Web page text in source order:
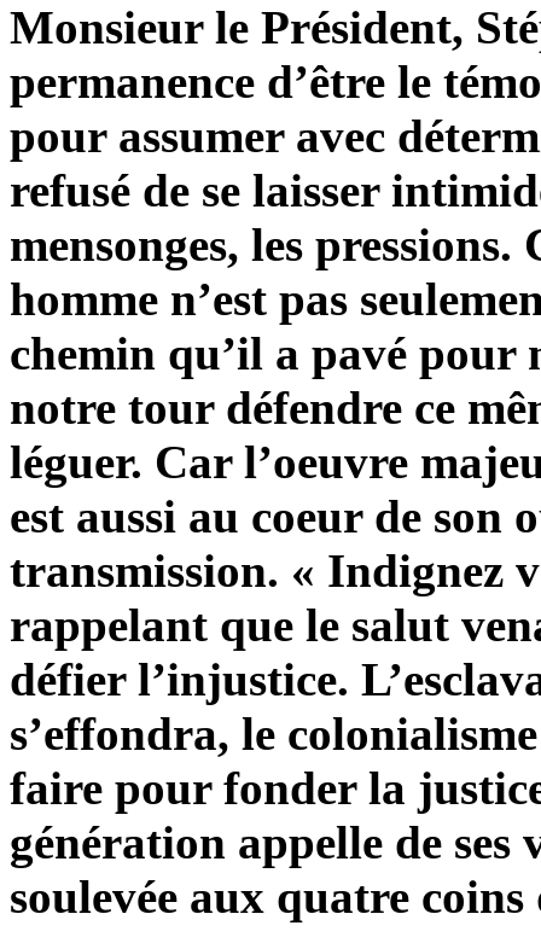
Monsieur le Président,
permanence d’être le
pour assumer avec
refusé de se laisser
mensonges, les
homme n’est pas
chemin qu’il a pavé pour
notre tour défendre ce
léguer. Car l’oeuvre
est aussi au coeur de son
transmission. « Indignez
rappelant que le salut
défier l’injustice.
s’effondra, le
faire pour fonder la
génération appelle de ses
soulevée aux quatre